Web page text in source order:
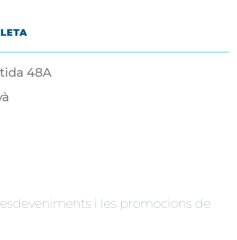
48A
i les promocions de